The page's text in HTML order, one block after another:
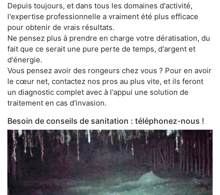
Depuis toujours, et dans tous les domaines d'activité,
l'expertise professionnelle a vraiment été plus efficace
pour obtenir de vrais résultats.
Ne pensez plus à prendre en charge votre dératisation, du
fait que ce serait une pure perte de temps, d'argent et
d'énergie.
Vous pensez avoir des rongeurs chez vous ? Pour en avoir
le cœur net, contactez nos pros au plus vite, et ils feront
un diagnostic complet avec à l'appui une solution de
traitement en cas d'invasion.
Besoin de conseils de sanitation : téléphonez-nous !